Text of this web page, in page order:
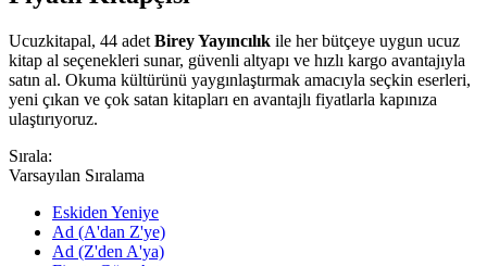
Ucuzkitapal, 44 adet Birey Yayıncılık ile her bütçeye uygun ucuz
kitap al seçenekleri sunar, güvenli altyapı ve hızlı kargo avantajıyla
satın al. Okuma kültürünü yaygınlaştırmak amacıyla seçkin eserleri,
yeni çıkan ve çok satan kitapları en avantajlı fiyatlarla kapınıza
ulaştırıyoruz.
Sırala:
Varsayılan Sıralama
Eskiden Yeniye
Ad (A'dan Z'ye)
Ad (Z'den A'ya)